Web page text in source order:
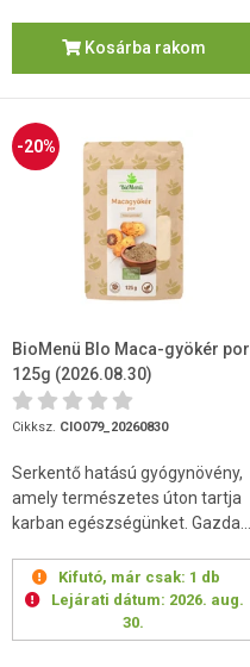
Kosárba rakom
-20%
BioMenü BIo Maca-gyökér por
125g (2026.08.30)
Cikksz. CIO079_20260830
Serkentő hatású gyógynövény,
amely természetes úton tartja
karban egészségünket. Gazda...
Kifutó, már csak: 1 db
Lejárati dátum: 2026. aug.
30.